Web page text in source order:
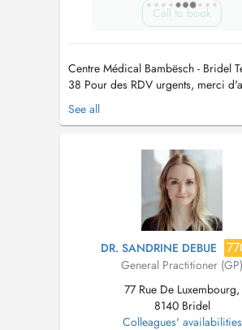
Call to book
Centre Médical Bambësch - Bridel
38 Pour des RDV urgents, merci
secrétariat Pour la vaccination
de prendre rdv par téléphone au
secretariato. Para vacinação Covid-
telefonar ao secretari...
See all
DR. SANDRINE DEBUE
General Practitioner (GP)
77 Rue De Luxembourg,
8140 Bridel
Colleagues' availabilities